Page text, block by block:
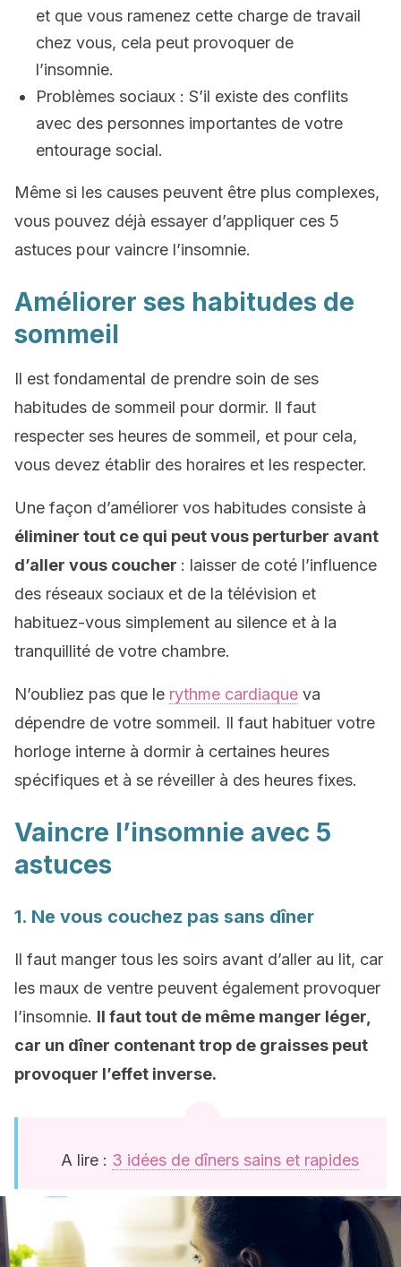
et que vous ramenez cette charge de travail
chez vous, cela peut provoquer de
l’insomnie.
Problèmes sociaux : S’il existe des conflits
avec des personnes importantes de votre
entourage social.
Même si les causes peuvent être plus complexes,
vous pouvez déjà essayer d’appliquer ces 5
astuces pour vaincre l’insomnie.
Améliorer ses habitudes de
sommeil
Il est fondamental de prendre soin de ses
habitudes de sommeil pour dormir. Il faut
respecter ses heures de sommeil, et pour cela,
vous devez établir des horaires et les respecter.
Une façon d’améliorer vos habitudes consiste à
éliminer tout ce qui peut vous perturber avant
d’aller vous coucher : laisser de coté l’influence
des réseaux sociaux et de la télévision et
habituez-vous simplement au silence et à la
tranquillité de votre chambre.
N’oubliez pas que le rythme cardiaque va
dépendre de votre sommeil. Il faut habituer votre
horloge interne à dormir à certaines heures
spécifiques et à se réveiller à des heures fixes.
Vaincre l’insomnie avec 5
astuces
1. Ne vous couchez pas sans dîner
Il faut manger tous les soirs avant d’aller au lit, car
les maux de ventre peuvent également provoquer
l’insomnie. Il faut tout de même manger léger,
car un dîner contenant trop de graisses peut
provoquer l’effet inverse.
A lire : 3 idées de dîners sains et rapides